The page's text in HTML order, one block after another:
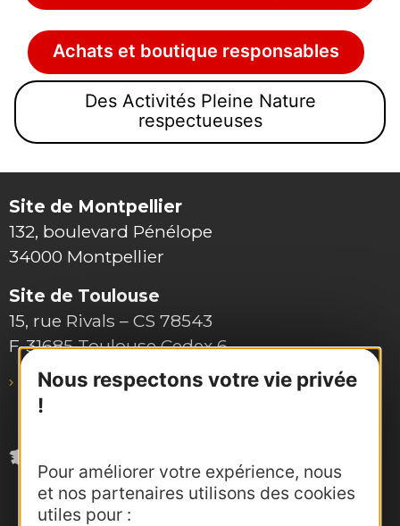
Nous respectons votre vie privée
!
Pour améliorer votre expérience, nous
et nos partenaires utilisons des cookies
utiles pour :
Achats et boutique responsables
Des Activités Pleine Nature
respectueuses
Site de Montpellier
132, boulevard Pénélope
34000 Montpellier
Site de Toulouse
15, rue Rivals – CS 78543
F-31685 Toulouse Cedex 6
pro@agence-adocc.com